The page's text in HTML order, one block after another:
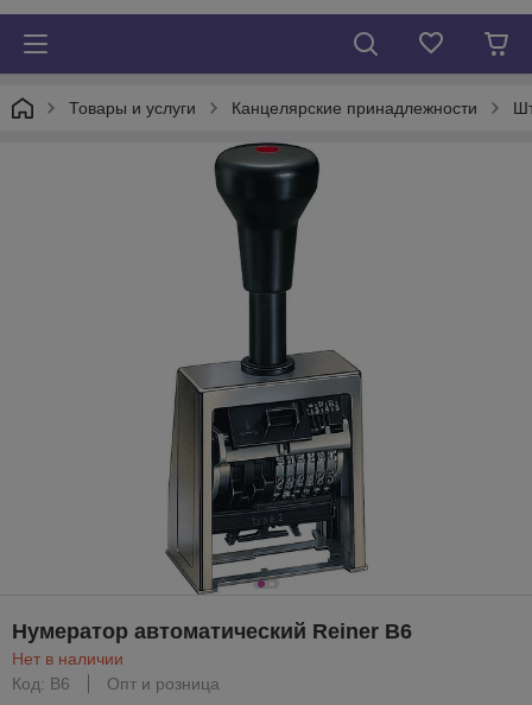
Товары и услуги Канцелярские принадлежности
Нумератор автоматический Reiner B6
Нет в наличии
Код: B6
Опт и розница